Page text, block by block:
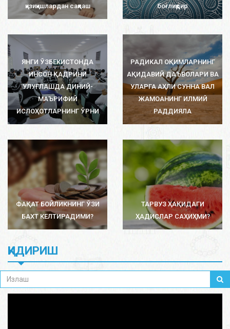
қизиқишлардан сақлаш
боғлиқдир
ЯНГИ ЎЗБЕКИСТОНДА
ИНСОН ҚАДРИНИ
УЛУҒЛАШДА ДИНИЙ-
МАЪРИФИЙ
ИСЛОҲОТЛАРНИНГ ЎРНИ
РАДИКАЛ ОҚИМЛАРНИНГ
АҚИДАВИЙ ДАЪВОЛАРИ ВА
УЛАРГА АҲЛИ СУННА ВАЛ
ЖАМОАНИНГ ИЛМИЙ
РАДДИЯЛА
ФАҚАТ БОЙЛИКНИНГ ЎЗИ
БАХТ КЕЛТИРАДИМИ?
ТАРВУЗ ҲАҚИДАГИ
ҲАДИСЛАР САҲИҲМИ?
ҚИДИРИШ